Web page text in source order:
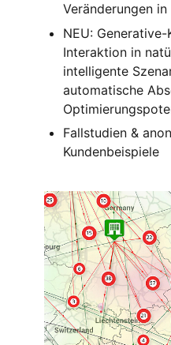
Veränderungen
NEU:
Interaktion in
intelligente
automatische
Fallstudien &
Kundenbeispiele